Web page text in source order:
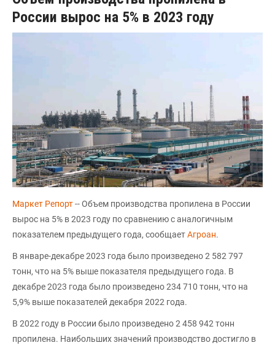
России вырос на 5% в 2023 году
Маркет Репорт-- Объем производства пропилена в России
вырос на 5% в 2023 году по сравнению с аналогичным
показателем предыдущего года, сообщаетАгроан.
В январе-декабре 2023 года было произведено 2 582 797
тонн, что на 5% выше показателя предыдущего года. В
декабре 2023 года было произведено 234 710 тонн, что на
5,9% выше показателей декабря 2022 года.
В 2022 году в России было произведено 2 458 942 тонн
пропилена. Наибольших значений производство достигло в